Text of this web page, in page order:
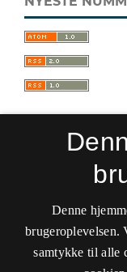
Sprogforum.
ISSN 0909-9328
ISSN 1399-8617
Denne
brugeroplevelsen.
samtykke til alle